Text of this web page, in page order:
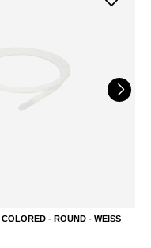
- ROUND - WEISS